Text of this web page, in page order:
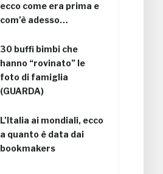
ecco come era prima e
com’è adesso…
30 buffi bimbi che
hanno “rovinato” le
foto di famiglia
(GUARDA)
L’Italia ai mondiali, ecco
a quanto è data dai
bookmakers